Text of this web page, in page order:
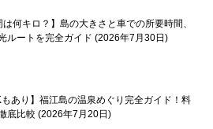
は何キロ？】島の大きさと車での所要時間、
ルートを完全ガイド 2026年7月30日
もあり】福江島の温泉めぐり完全ガイド！料
底比較 2026年7月20日